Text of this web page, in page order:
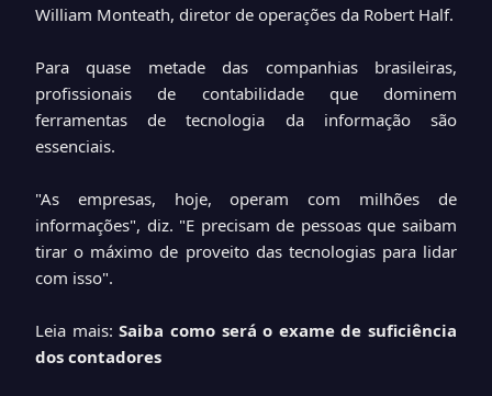
William Monteath, diretor de operações da Robert Half.
Para quase metade das companhias brasileiras,
profissionais de contabilidade que dominem
ferramentas de tecnologia da informação são
essenciais.
"As empresas, hoje, operam com milhões de
informações", diz. "E precisam de pessoas que saibam
tirar o máximo de proveito das tecnologias para lidar
com isso".
Leia mais:Saiba como será o exame de suficiência
dos contadores